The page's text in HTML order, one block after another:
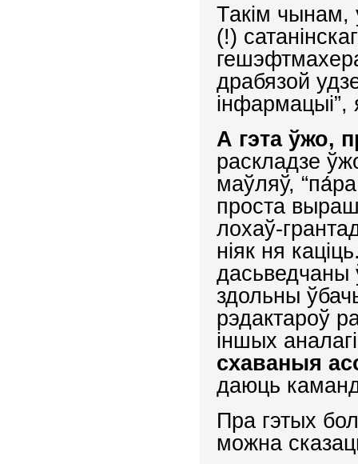
Такім чынам,
(!)
драбязой
інфармацыі”,
А гэта ўжо,
раскладзе
маўляў,
проста
лохаў-
ніяк ня
дасьведчаны
здольны
рэдактароў
іншых
схаваныя
даюць
Пра гэтых
можна